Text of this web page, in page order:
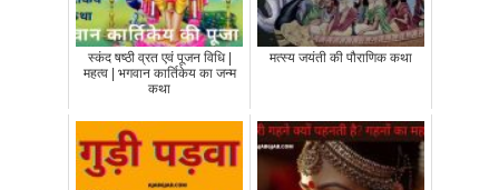
स्कंद षष्ठी व्रत एवं पूजन विधि |
महत्व | भगवान कार्तिकेय का जन्म
कथा
मत्स्य जयंती की पौराणिक कथा